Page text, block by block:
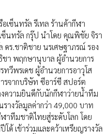
เซ็นทรัล รีเทล ร้านค้ากีฬา
นทรัล กรุ๊ป นำโดย คุณพิชัย จิรา
ดร.ชาติชาย นรเศษฐาภรณ์ รอง
ชา พฤกษานุบาล ผู้อำนวยการ
วีพรเดช ผู้อำนวยการอาวุโส
จากบริษัท ซีอาร์ซี สปอร์ต
งความยินดีกับนักกีฬาว่ายน้ำทีม
างวัลมูลค่ากว่า 49,000 บาท
าทีมชาติไทยสู่ระดับโลก โดย
เข้าร่วมและคว้าเหรียญรางวัล